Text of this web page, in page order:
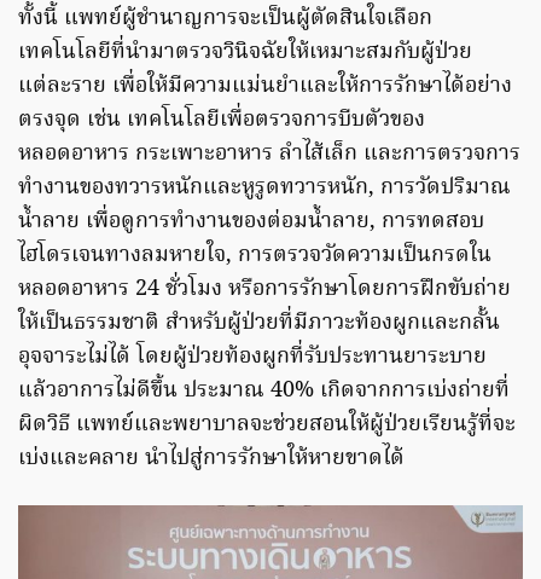
ทั้งนี้ แพทย์ผู้ชำนาญการจะเป็นผู้ตัดสินใจเลือก
เทคโนโลยีที่นำมาตรวจวินิจฉัยให้เหมาะสมกับผู้ป่วย
แต่ละราย เพื่อให้มีความแม่นยำและให้การรักษาได้อย่าง
ตรงจุด เช่น เทคโนโลยีเพื่อตรวจการบีบตัวของ
หลอดอาหาร กระเพาะอาหาร ลำไส้เล็ก และการตรวจการ
ทำงานของทวารหนักและหูรูดทวารหนัก, การวัดปริมาณ
น้ำลาย เพื่อดูการทำงานของต่อมน้ำลาย, การทดสอบ
ไฮโดรเจนทางลมหายใจ, การตรวจวัดความเป็นกรดใน
หลอดอาหาร 24 ชั่วโมง หรือการรักษาโดยการฝึกขับถ่าย
ให้เป็นธรรมชาติ สำหรับผู้ป่วยที่มีภาวะท้องผูกและกลั้น
อุจจาระไม่ได้ โดยผู้ป่วยท้องผูกที่รับประทานยาระบาย
แล้วอาการไม่ดีขึ้น ประมาณ 40% เกิดจากการเบ่งถ่ายที่
ผิดวิธี แพทย์และพยาบาลจะช่วยสอนให้ผู้ป่วยเรียนรู้ที่จะ
เบ่งและคลาย นำไปสู่การรักษาให้หายขาดได้